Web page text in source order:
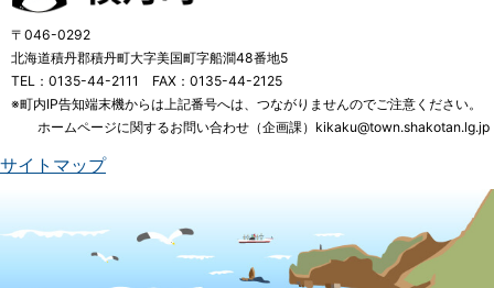
〒046-0292
北海道積丹郡積丹町大字美国町字船澗48番地5
TEL：0135-44-2111 FAX：0135-44-2125
※町内IP告知端末機からは上記番号へは、つながりませんのでご注意ください。
ホームページに関するお問い合わせ（企画課）kikaku@town.shakotan.lg.jp
サイトマップ